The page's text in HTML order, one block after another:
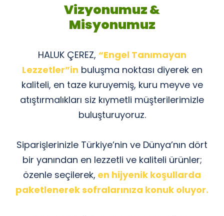
Vizyonumuz &
Misyonumuz
HALUK ÇEREZ, “Engel Tanımayan
Lezzetler”in buluşma noktası diyerek en
kaliteli, en taze kuruyemiş, kuru meyve ve
atıştırmalıkları siz kıymetli müşterilerimizle
buluşturuyoruz.
Siparişlerinizle Türkiye’nin ve Dünya’nın dört
bir yanından en lezzetli ve kaliteli ürünler;
özenle seçilerek, en hijyenik koşullarda
paketlenerek sofralarınıza konuk oluyor.